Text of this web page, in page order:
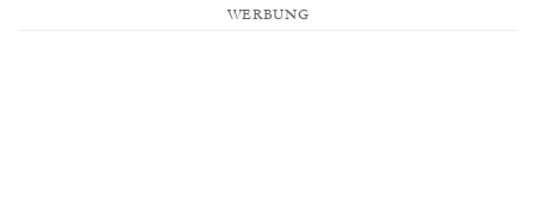
WERBUNG